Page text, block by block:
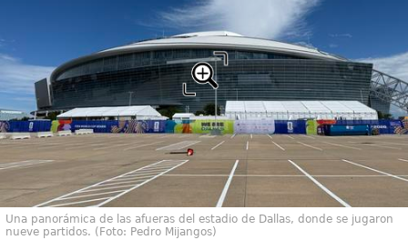
Una panorámica de las afueras del estadio de Dallas, donde se jugaron
nueve partidos. (Foto: Pedro Mijangos)